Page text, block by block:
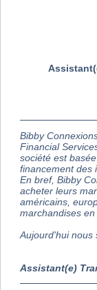
Bibby
Financial
société est
financement des
En bref, Bibby
acheter leurs
américains,
marchandises en
Aujourd'hui
Assistant(e)